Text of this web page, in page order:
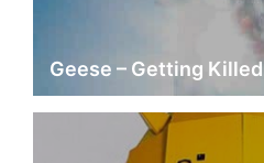
Geese – Getting Killed